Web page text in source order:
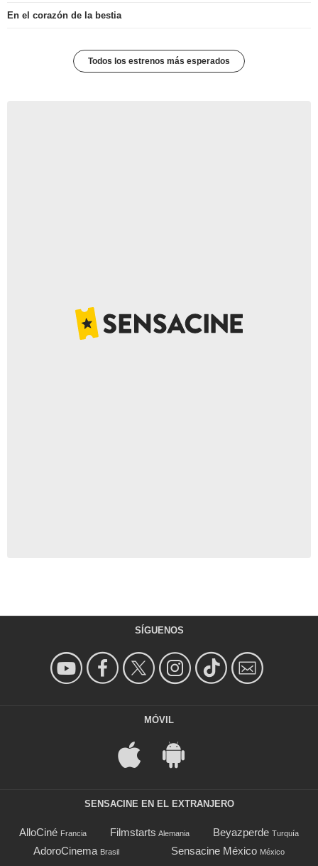
En el corazón de la bestia
Todos los estrenos más esperados
SÍGUENOS
MÓVIL
SENSACINE EN EL EXTRANJERO
AlloCiné Francia Filmstarts Alemania Beyazperde Turquía
AdoroCinema Brasil Sensacine México México